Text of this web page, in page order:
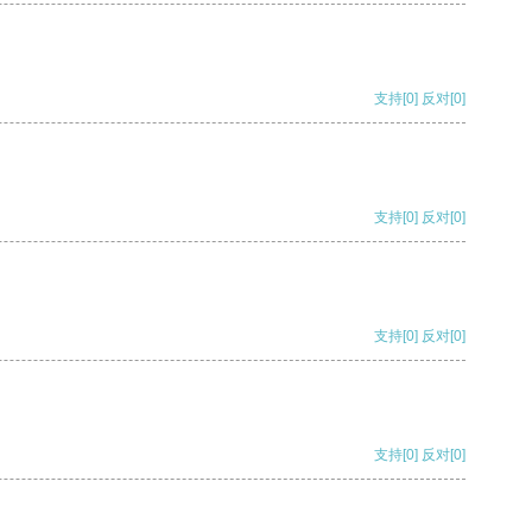
支持[0] 反对[0]
支持[0] 反对[0]
支持[0] 反对[0]
支持[0] 反对[0]